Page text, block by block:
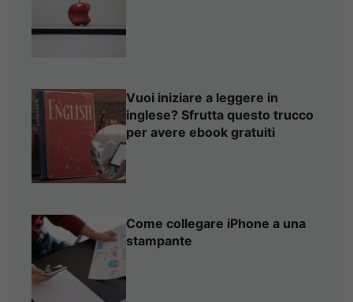
Vuoi iniziare a leggere in
inglese? Sfrutta questo trucco
per avere ebook gratuiti
Come collegare iPhone a una
stampante